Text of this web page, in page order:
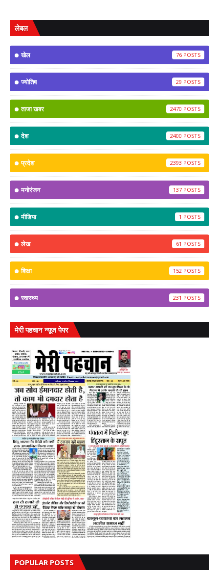
लेबल
खेल 76
ज्योतिष 29
ताजा खबर 2470
देश 2400
प्रदेश 2393
मनोरंजन 137
मीडिया 1
लेख 61
शिक्षा 152
स्वास्थ्य 231
मेरी पहचान न्यूज पेपर
POPULAR POSTS